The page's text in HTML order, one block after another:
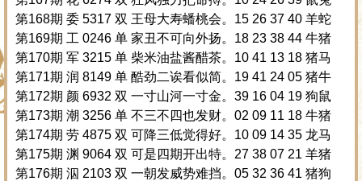
第168期 委 5317 双 王母大寿蟠桃会。15 26 37 40 羊蛇
第169期 工 0246 单 家丑不可向外扬。18 23 38 44 牛猪
第170期 军 3215 单 柴米油盐酱醋茶。10 41 13 18 猪马
第171期 润 8149 单 酷劲二诶看似简。19 41 24 05 猪牛
第172期 颜 6932 双 一寸山河一寸金。39 16 04 19 狗鼠
第173期 潮 3256 单 不三不四也发财。02 09 11 18 牛猪
第174期 劳 4875 双 可降三低觉得好。10 09 14 35 龙马
第175期 渊 9064 双 可是四期开出特。27 38 07 21 羊猪
第176期 泅 2103 双 一朝发威势难挡。05 32 36 41 猪狗